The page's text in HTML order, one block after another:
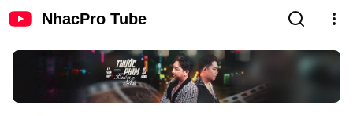
NhacPro Tube